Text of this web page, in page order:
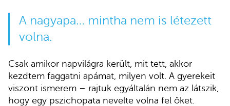
A nagyapa… mintha nem is létezett
volna.
Csak amikor napvilágra került, mit tett, akkor
kezdtem faggatni apámat, milyen volt. A gyerekeit
viszont ismerem – rajtuk egyáltalán nem az látszik,
hogy egy pszichopata nevelte volna fel őket.